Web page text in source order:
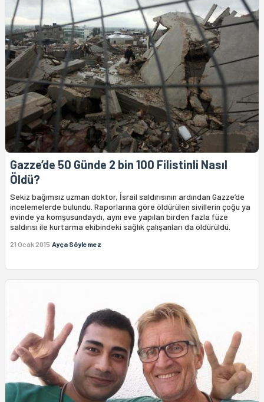
Gazze’de 50 Günde 2 bin 100 Filistinli Nasıl
Öldü?
Sekiz bağımsız uzman doktor, İsrail saldırısının ardından Gazze’de
incelemelerde bulundu. Raporlarına göre öldürülen sivillerin çoğu ya
evinde ya komşusundaydı, aynı eve yapılan birden fazla füze
saldırısı ile kurtarma ekibindeki sağlık çalışanları da öldürüldü.
21 Ocak 2015 Ayça Söylemez